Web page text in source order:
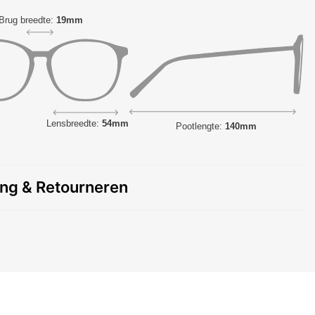
Brug breedte: 19mm
Lensbreedte: 54mm Pootlengte: 140mm
& Retourneren